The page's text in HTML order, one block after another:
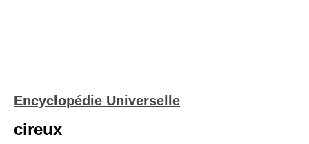
Encyclopédie Universelle
cireux